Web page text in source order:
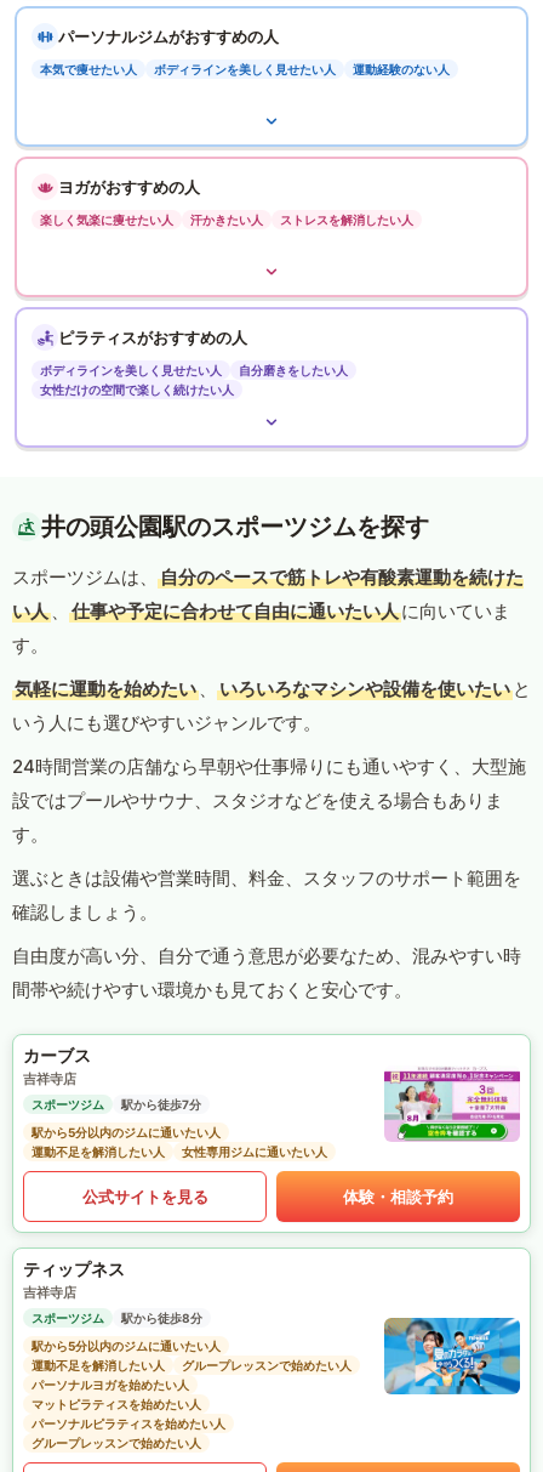
パーソナルジムがおすすめの人
本気で痩せたい人 ボディラインを美しく見せたい人 運動経験のない人
ヨガがおすすめの人
楽しく気楽に痩せたい人 汗かきたい人 ストレスを解消したい人
ピラティスがおすすめの人
ボディラインを美しく見せたい人
自分磨きをしたい人
女性だけの空間で楽しく続けたい人
井の頭公園駅のスポーツジムを探す
スポーツジムは、
自分のペースで筋トレや有酸素運動を続けた
い人 、 仕事や予定に合わせて自由に通いたい人に向いていま
す。
気軽に運動を始めたい 、 いろいろなマシンや設備を使いたい と
いう人にも選びやすいジャンルです。
24時間営業の店舗なら早朝や仕事帰りにも通いやすく、大型施
設ではプールやサウナ、スタジオなどを使える場合もありま
す。
選ぶときは設備や営業時間、料金、スタッフのサポート範囲を
確認しましょう。
自由度が高い分、自分で通う意思が必要なため、混みやすい時
間帯や続けやすい環境かも見ておくと安心です。
カーブス
吉祥寺店
スポーツジム
駅から徒歩7分
駅から5分以内のジムに通いたい人
運動不足を解消したい人
女性専用ジムに通いたい人
公式サイトを見る 体験・相談予約
ティップネス
吉祥寺店
スポーツジム
駅から徒歩8分
駅から5分以内のジムに通いたい人
運動不足を解消したい人
グループレッスンで始めたい人
パーソナルヨガを始めたい人
マットピラティスを始めたい人
パーソナルピラティスを始めたい人
グループレッスンで始めたい人